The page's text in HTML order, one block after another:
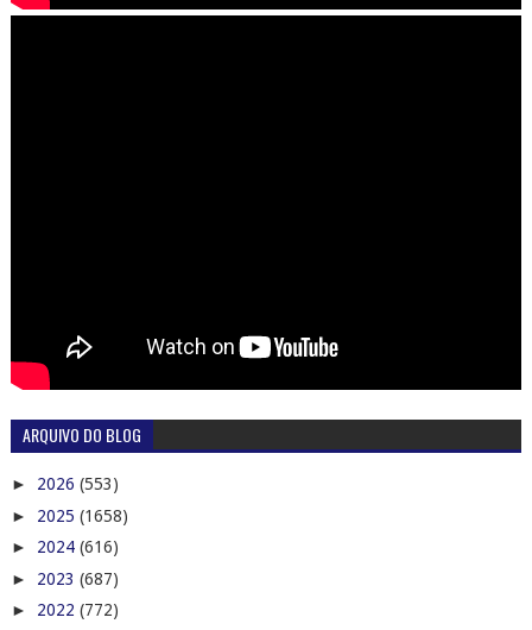
ARQUIVO DO BLOG
► 2026 (553)
► 2025 (1658)
► 2024 (616)
► 2023 (687)
► 2022 (772)